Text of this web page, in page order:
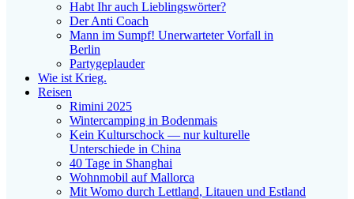
Habt Ihr auch Lieblingswörter?
Der Anti Coach
Mann im Sumpf! Unerwarteter Vorfall in
Berlin
Partygeplauder
Wie ist Krieg.
Reisen
Rimini 2025
Wintercamping in Bodenmais
Kein Kulturschock — nur kulturelle
Unterschiede in China
40 Tage in Shanghai
Wohnmobil auf Mallorca
Mit Womo durch Lettland, Litauen und Estland